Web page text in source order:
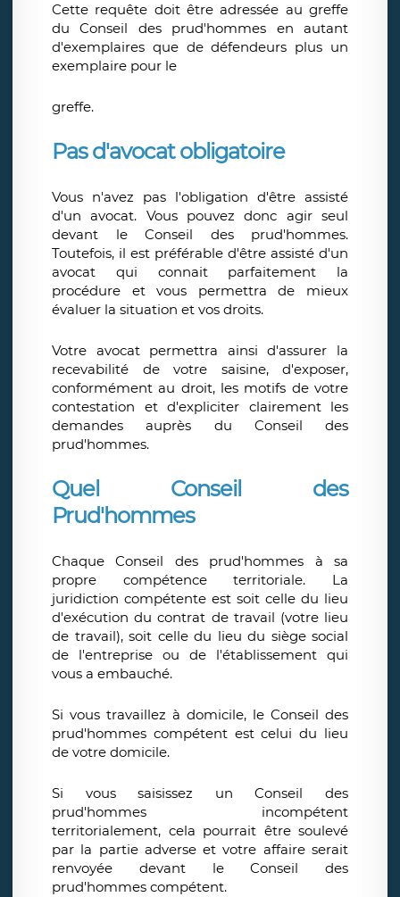
Cette requête doit être adressée au greffe
du Conseil des prud'hommes en autant
d'exemplaires que de défendeurs plus un
exemplaire pour le
greffe.
Pas d'avocat obligatoire
Vous n'avez pas l'obligation d'être assisté
d'un avocat. Vous pouvez donc agir seul
devant le Conseil des prud'hommes.
Toutefois, il est préférable d'être assisté d'un
avocat qui connait parfaitement la
procédure et vous permettra de mieux
évaluer la situation et vos droits.
Votre avocat permettra ainsi d'assurer la
recevabilité de votre saisine, d'exposer,
conformément au droit, les motifs de votre
contestation et d'expliciter clairement les
demandes auprès du Conseil des
prud'hommes.
Quel Conseil des
Prud'hommes
Chaque Conseil des prud'hommes à sa
propre compétence territoriale. La
juridiction compétente est soit celle du lieu
d'exécution du contrat de travail (votre lieu
de travail), soit celle du lieu du siège social
de l'entreprise ou de l'établissement qui
vous a embauché.
Si vous travaillez à domicile, le Conseil des
prud'hommes compétent est celui du lieu
de votre domicile.
Si vous saisissez un Conseil des
prud'hommes incompétent
territorialement, cela pourrait être soulevé
par la partie adverse et votre affaire serait
renvoyée devant le Conseil des
prud'hommes compétent.